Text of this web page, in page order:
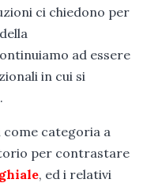
ci chiedono per
ad essere
in cui si
come categoria a
per contrastare
, ed i relativi